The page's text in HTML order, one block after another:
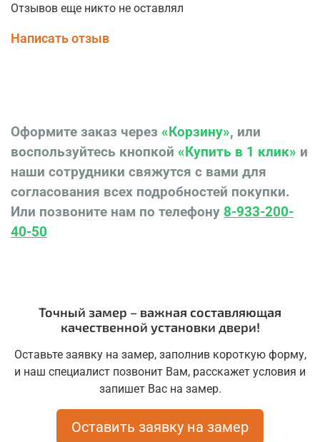
Отзывов еще никто не оставлял
Написать отзыв
Оформите заказ через «Корзину», или
воспользуйтесь кнопкой «Купить в 1 клик» и
наши сотрудники свяжутся с вами для
согласования всех подробностей покупки.
Или позвоните нам по телефону 8-933-200-
40-50
Точный замер – важная составляющая
качественной установки двери!
Оставьте заявку на замер, заполнив короткую форму,
и наш специалист позвонит Вам, расскажет условия и
запишет Вас на замер.
Оставить заявку на замер